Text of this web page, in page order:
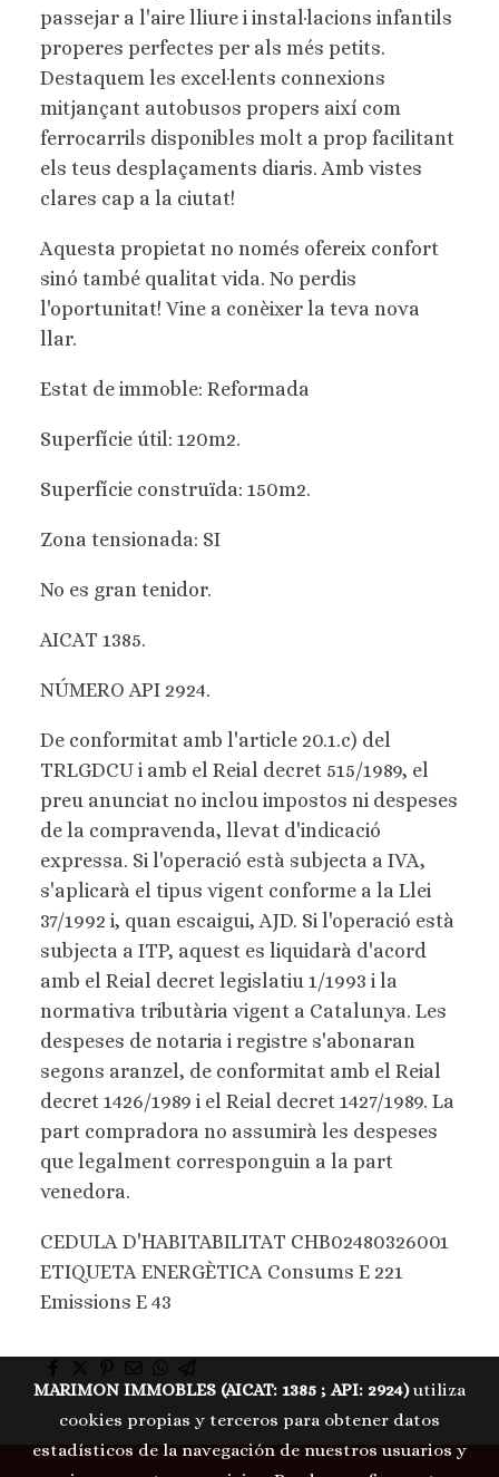
passejar a l'aire lliure i instal·lacions infantils
properes perfectes per als més petits.
Destaquem les excel·lents connexions
mitjançant autobusos propers així com
ferrocarrils disponibles molt a prop facilitant
els teus desplaçaments diaris. Amb vistes
clares cap a la ciutat!
Aquesta propietat no només ofereix confort
sinó també qualitat vida. No perdis
l'oportunitat! Vine a conèixer la teva nova
llar.
Estat de immoble: Reformada
Superfície útil: 120m2.
Superfície construïda: 150m2.
Zona tensionada: SI
No es gran tenidor.
AICAT 1385.
NÚMERO API 2924.
De conformitat amb l'article 20.1.c) del
TRLGDCU i amb el Reial decret 515/1989, el
preu anunciat no inclou impostos ni despeses
de la compravenda, llevat d'indicació
expressa. Si l'operació està subjecta a IVA,
s'aplicarà el tipus vigent conforme a la Llei
37/1992 i, quan escaigui, AJD. Si l'operació està
subjecta a ITP, aquest es liquidarà d'acord
amb el Reial decret legislatiu 1/1993 i la
normativa tributària vigent a Catalunya. Les
despeses de notaria i registre s'abonaran
segons aranzel, de conformitat amb el Reial
decret 1426/1989 i el Reial decret 1427/1989. La
part compradora no assumirà les despeses
que legalment corresponguin a la part
venedora.
CEDULA D'HABITABILITAT CHB02480326001
ETIQUETA ENERGÈTICA Consums E 221
Emissions E 43
MARIMON IMMOBLES (AICAT: 1385 ; API: 2924)utiliza
cookies propias y terceros para obtener datos
estadísticos de la navegación de nuestros usuarios y